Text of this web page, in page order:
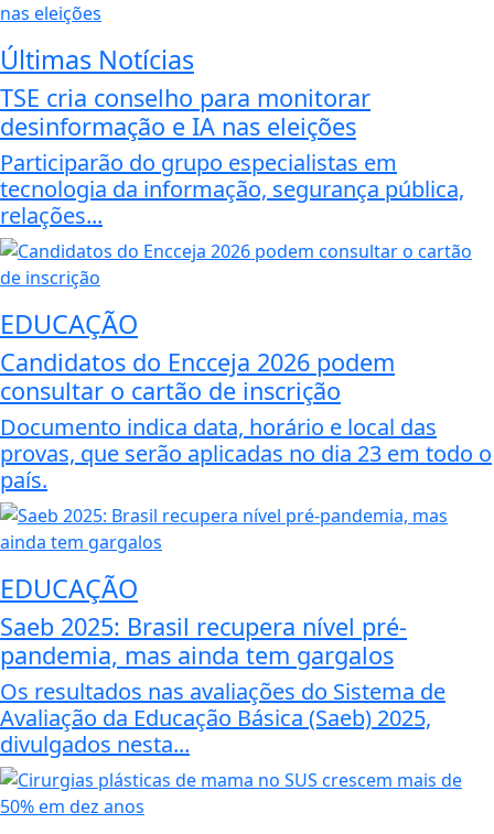
Últimas Notícias
TSE cria conselho para monitorar
desinformação e IA nas eleições
Participarão do grupo especialistas em
tecnologia da informação, segurança pública,
relações...
EDUCAÇÃO
Candidatos do Encceja 2026 podem
consultar o cartão de inscrição
Documento indica data, horário e local das
provas, que serão aplicadas no dia 23 em todo o
país.
EDUCAÇÃO
Saeb 2025: Brasil recupera nível pré-
pandemia, mas ainda tem gargalos
Os resultados nas avaliações do Sistema de
Avaliação da Educação Básica (Saeb) 2025,
divulgados nesta...